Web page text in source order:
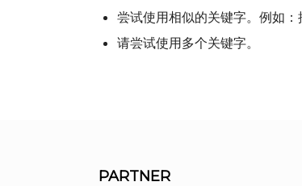
尝试使用相似的关键字。例如：
请尝试使用多个关键字。
PARTNER